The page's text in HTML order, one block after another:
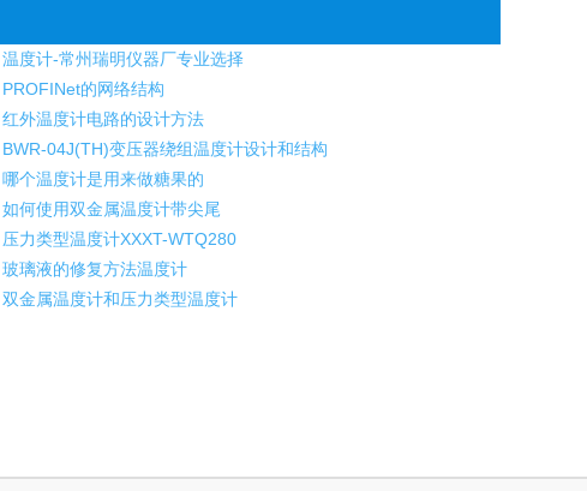
温度计-常州瑞明仪器厂专业选择
PROFINet的网络结构
红外温度计电路的设计方法
BWR-04J(TH)变压器绕组温度计设计和结构
哪个温度计是用来做糖果的
如何使用双金属温度计带尖尾
压力类型温度计XXXT-WTQ280
玻璃液的修复方法温度计
双金属温度计和压力类型温度计